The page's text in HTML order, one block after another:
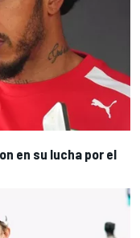
en su lucha por el